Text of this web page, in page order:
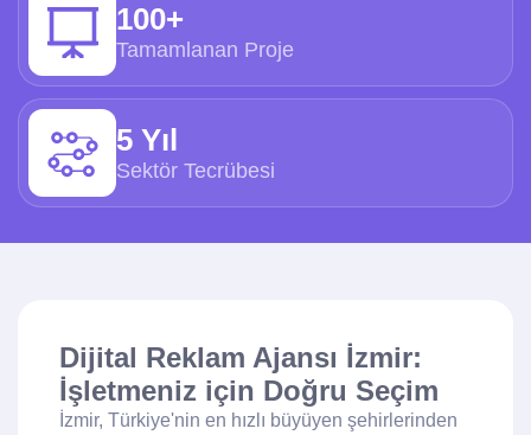
100+
Tamamlanan Proje
5 Yıl
Sektör Tecrübesi
Dijital Reklam Ajansı İzmir:
İşletmeniz için Doğru Seçim
İzmir, Türkiye'nin en hızlı büyüyen şehirlerinden